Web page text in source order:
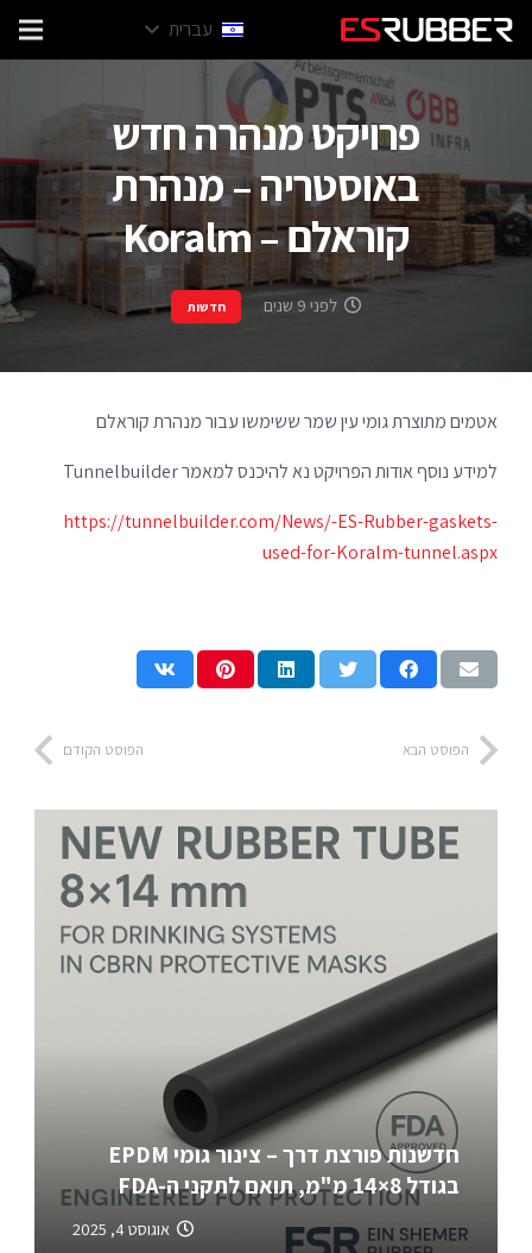
עברית
פרויקט מנהרה חדש
באוסטריה – מנהרת
קוראלם – Koralm
לפני 9 שנים חדשות
אטמים מתוצרת גומי עין שמר ששימשו עבור מנהרת קוראלם
למידע נוסף אודות הפרויקט נא להיכנס למאמר Tunnelbuilder
https://tunnelbuilder.com/News/-ES-Rubber-gaskets-
used-for-Koralm-tunnel.aspx
הפוסט הקודם הפוסט הבא
חדשנות פורצת דרך – צינור גומי EPDM
בגודל 8×14 מ"מ, תואם לתקני ה-FDA
אוגוסט 4, 2025